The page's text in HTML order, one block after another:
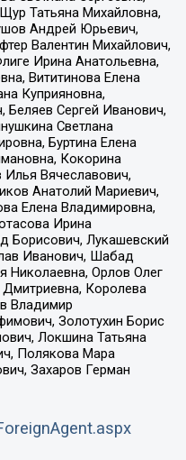
Татьяна Михайловна,
Андрей Юрьевич,
Валентин Михайлович,
Ирина Анатольевна,
Вититинова Елена
Куприяновна,
Сергей Иванович,
Светлана
Буртина Елена
Кокорина
Вячеславович,
Анатолий Мариевич,
Елена Владимировна,
Ирина
Борисович, Лукашевский
Иванович, Шабад
Николаевна, Орлов Олег
Королева
Владимир
Золотухин Борис
Локшина Татьяна
Полякова Мара
Захаров Герман